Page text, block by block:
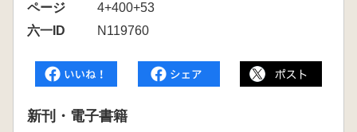
ページ
4+400+53
六一ID
N119760
新刊・電子書籍